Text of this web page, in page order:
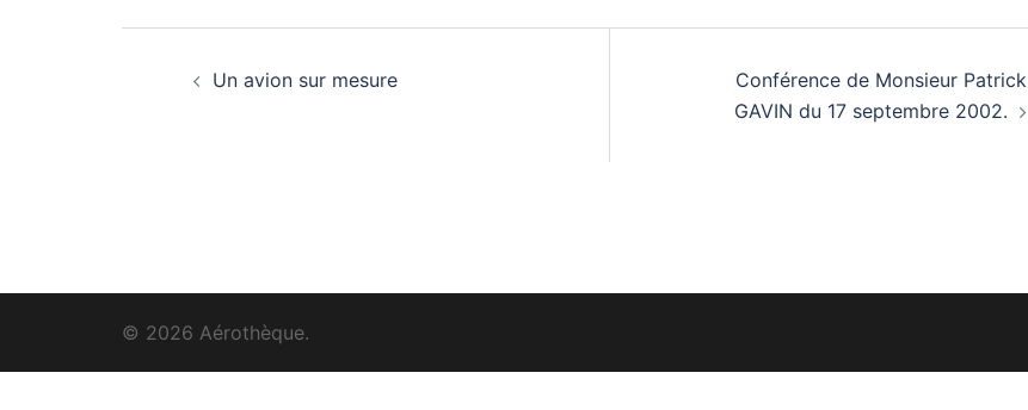
Un avion sur mesure
Conférence de Monsieur Patrick
GAVIN du 17 septembre 2002.
© 2026 Aérothèque.